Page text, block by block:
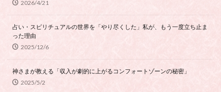
2026/4/21
占い・スピリチュアルの世界を「やり尽くした」私が、もう一度立ち止ま
った理由
2025/12/6
神さまが教える「収入が劇的に上がるコンフォートゾーンの秘密」
2025/5/2